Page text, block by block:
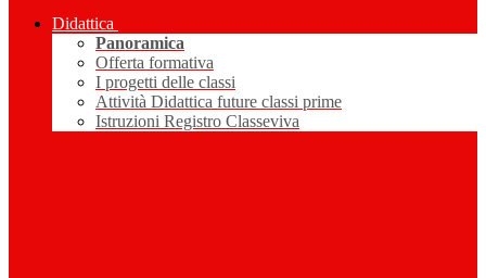
Didattica
Panoramica
Offerta formativa
I progetti delle classi
Attività Didattica future classi prime
Istruzioni Registro Classeviva